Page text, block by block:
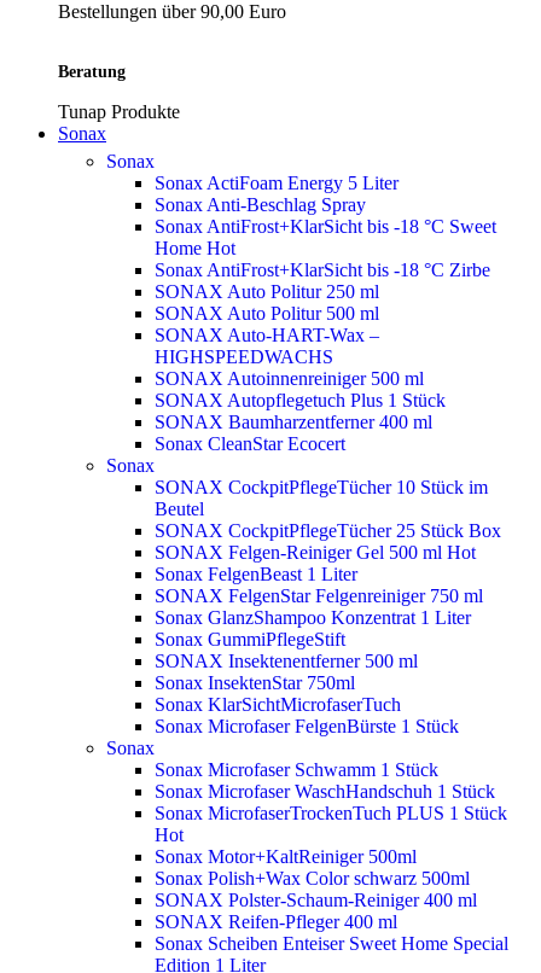
Bestellungen über 90,00 Euro
Beratung
Tunap Produkte
Sonax
Sonax
Sonax ActiFoam Energy 5 Liter
Sonax Anti-Beschlag Spray
Sonax AntiFrost+KlarSicht bis -18 °C Sweet
Home Hot
Sonax AntiFrost+KlarSicht bis -18 °C Zirbe
SONAX Auto Politur 250 ml
SONAX Auto Politur 500 ml
SONAX Auto-HART-Wax –
HIGHSPEEDWACHS
SONAX Autoinnenreiniger 500 ml
SONAX Autopflegetuch Plus 1 Stück
SONAX Baumharzentferner 400 ml
Sonax CleanStar Ecocert
Sonax
SONAX CockpitPflegeTücher 10 Stück im
Beutel
SONAX CockpitPflegeTücher 25 Stück Box
SONAX Felgen-Reiniger Gel 500 ml Hot
Sonax FelgenBeast 1 Liter
SONAX FelgenStar Felgenreiniger 750 ml
Sonax GlanzShampoo Konzentrat 1 Liter
Sonax GummiPflegeStift
SONAX Insektenentferner 500 ml
Sonax InsektenStar 750ml
Sonax KlarSichtMicrofaserTuch
Sonax Microfaser FelgenBürste 1 Stück
Sonax
Sonax Microfaser Schwamm 1 Stück
Sonax Microfaser WaschHandschuh 1 Stück
Sonax MicrofaserTrockenTuch PLUS 1 Stück
Hot
Sonax Motor+KaltReiniger 500ml
Sonax Polish+Wax Color schwarz 500ml
SONAX Polster-Schaum-Reiniger 400 ml
SONAX Reifen-Pfleger 400 ml
Sonax Scheiben Enteiser Sweet Home Special
Edition 1 Liter